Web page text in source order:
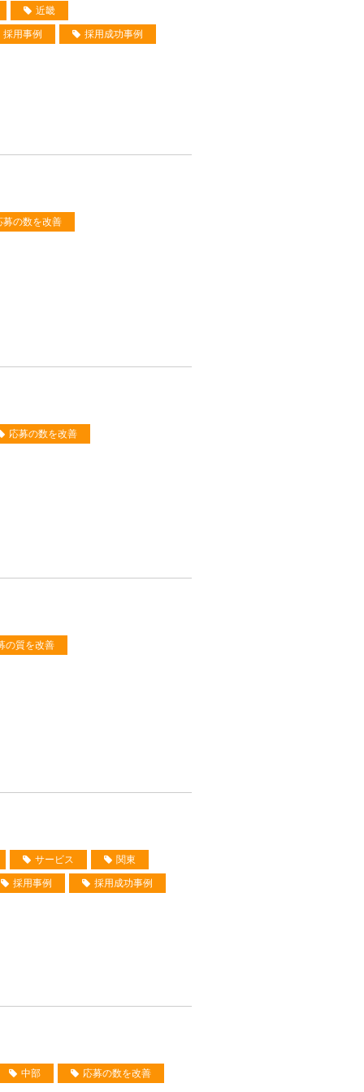
近畿
採用事例 採用成功事例
募の数を改善
応募の数を改善
の質を改善
サービス 関東
採用事例 採用成功事例
中部 応募の数を改善